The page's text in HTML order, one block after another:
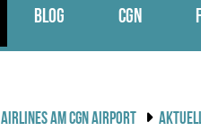
BLOG CGN
AIRLINES AM CGN AIRPORT